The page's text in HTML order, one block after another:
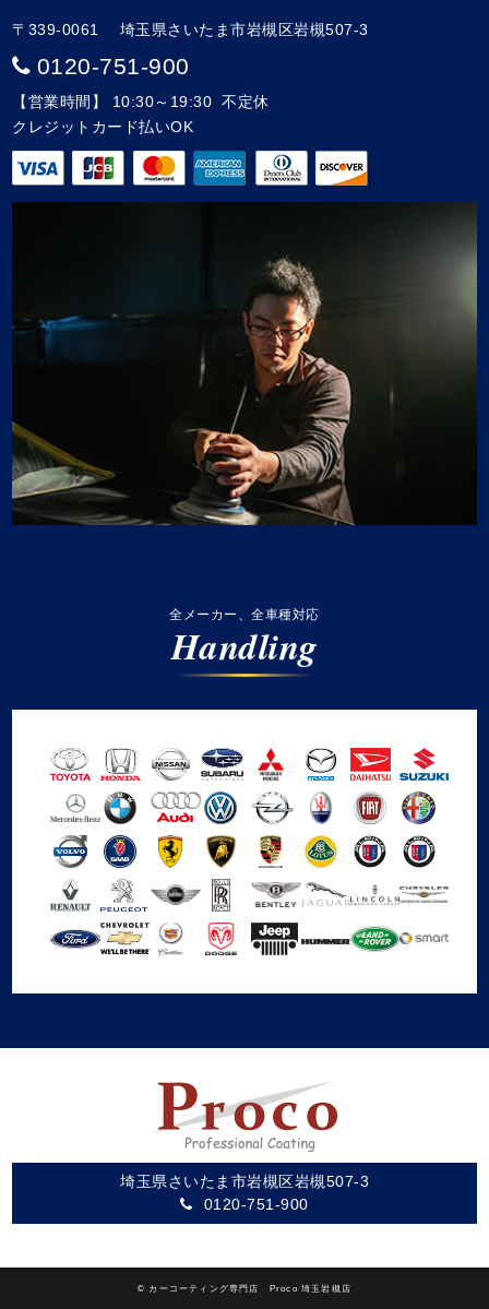
〒339-0061 埼玉県さいたま市岩槻区岩槻507-3
0120-751-900
【営業時間】 10:30～19:30 不定休
クレジットカード払いOK
全メーカー、全車種対応
Handling
埼玉県さいたま市岩槻区岩槻507-3
0120-751-900
© カーコーティング専門店 Proco 埼玉岩槻店